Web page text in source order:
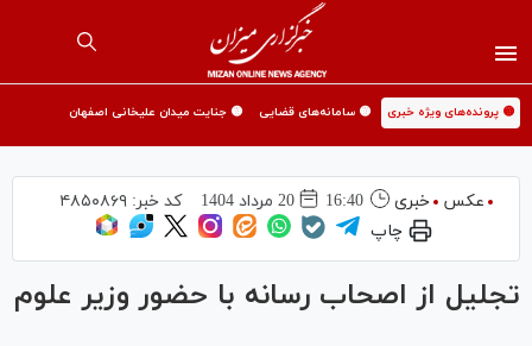
🟡 پرونده‌های ویژه خبری 🟡 سامانه‌های قضایی 🟡 جنایت میدان علیخانی اصفهان
عکس خبری 16:40 20 مرداد 1404 کد خبر:۴۸۵۰۸۶۹
چاپ
تجلیل از اصحاب رسانه با حضور وزیر علوم